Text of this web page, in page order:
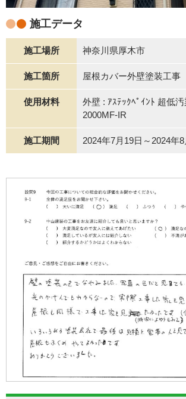
施工データ
施工場所 神奈川県厚木市
施工箇所 屋根カバー外壁塗装工事
使用材料
外壁 : ｱｽﾃｯｸﾍﾟｲﾝﾄ 超低
2000MF-IR
施工期間 2024年7月19日～2024年8